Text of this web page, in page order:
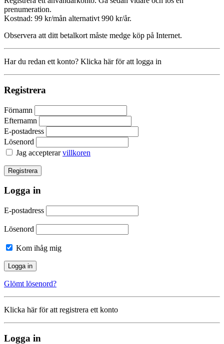
prenumeration.
Kostnad: 99 kr/mån alternativt 990 kr/år.
Observera att ditt betalkort måste medge köp på Internet.
Har du redan ett konto? Klicka här för att logga in
Registrera
Förnamn
Efternamn
E-postadress
Lösenord
Jag accepterarvillkoren
Logga in
E-postadress
Lösenord
Kom ihåg mig
Glömt lösenord?
Klicka här för att registrera ett konto
Logga in